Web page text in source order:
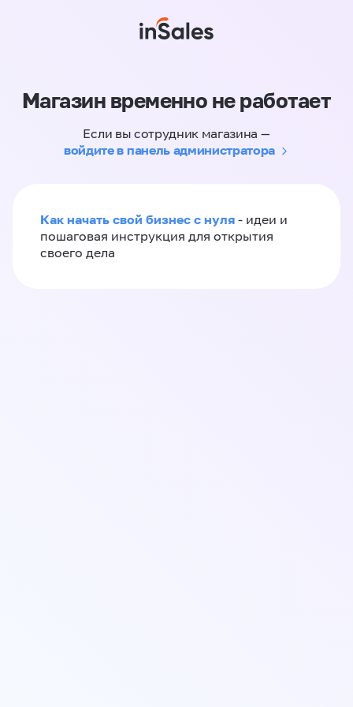
Магазин временно не работает
Если вы сотрудник магазина —
войдите в панель администратора
Как начать свой бизнес с нуля - идеи и
пошаговая инструкция для открытия
своего дела